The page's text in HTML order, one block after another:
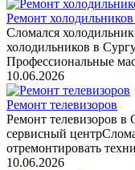
Ремонт
Сломался
холодильников в
Профессиональные
10.06.2026
Ремонт телевизоров
Ремонт телевизоров
сервисный
отремонтировать
10.06.2026